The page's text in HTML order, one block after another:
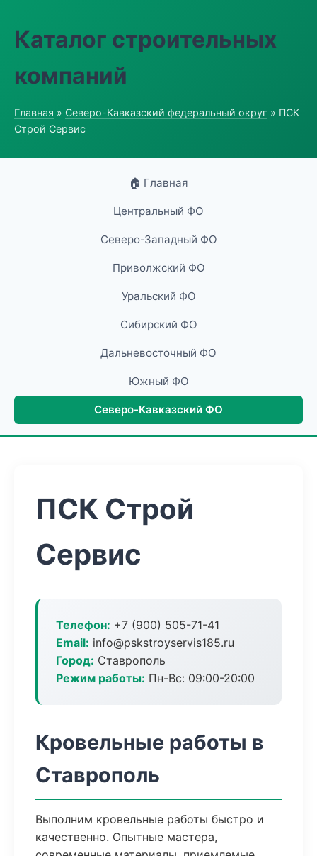
Каталог строительных
компаний
Главная » Северо-Кавказский федеральный округ » ПСК
Строй Сервис
🏠 Главная
Центральный ФО
Северо-Западный ФО
Приволжский ФО
Уральский ФО
Сибирский ФО
Дальневосточный ФО
Южный ФО
Северо-Кавказский ФО
ПСК Строй
Сервис
Телефон: +7 (900) 505-71-41
Email: info@pskstroyservis185.ru
Город: Ставрополь
Режим работы: Пн-Вс: 09:00-20:00
Кровельные работы в
Ставрополь
Выполним кровельные работы быстро и
качественно. Опытные мастера,